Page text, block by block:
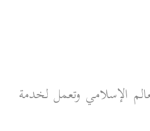
الإسلامي وتعمل لخدمة